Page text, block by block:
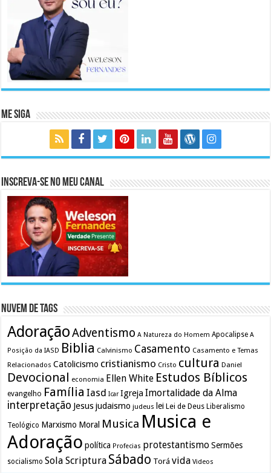
Me Siga
Inscreva-se no meu canal
Nuvem de Tags
AdoraçãoAdventismo A Natureza do Homem Apocalipse A
Posição da IASD Biblia Calvinismo Casamento Casamento e Temas
Relacionados Catolicismo cristianismo Cristo cultura Daniel
Devocional economia Ellen White Estudos Bíblicos
evangelho Família Iasd Icar Igreja Imortalidade da Alma
interpretação Jesusjudaismo judeus lei Lei de Deus Liberalismo
Teológico Marxismo Moral Musica Musica e
Adoração política Profecias protestantismo Sermões
socialismo Sola Scriptura Sábado Torá vida Videos